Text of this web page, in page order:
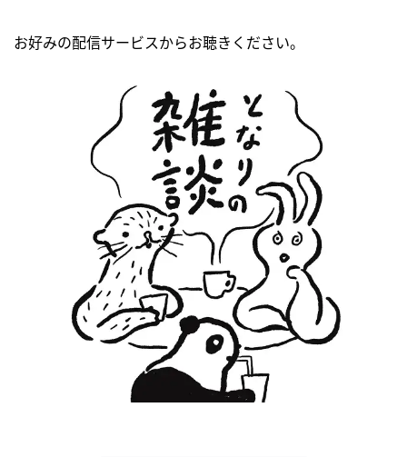
お好みの配信サービスからお聴きください。